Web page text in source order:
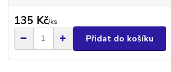
135 Kč/ks
Přidat do košíku